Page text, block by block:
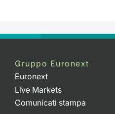
Gruppo Euronext
Euronext
Live Markets
Comunicati stampa